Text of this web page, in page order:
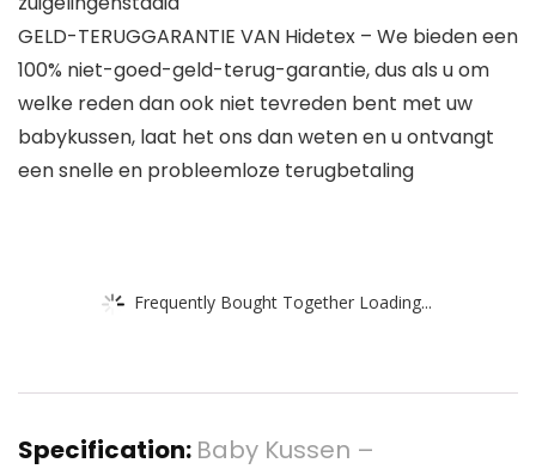
GELD-TERUGGARANTIE VAN Hidetex – We bieden een
100% niet-goed-geld-terug-garantie, dus als u om
welke reden dan ook niet tevreden bent met uw
babykussen, laat het ons dan weten en u ontvangt
een snelle en probleemloze terugbetaling
Frequently Bought Together Loading...
Specification: Baby Kussen –